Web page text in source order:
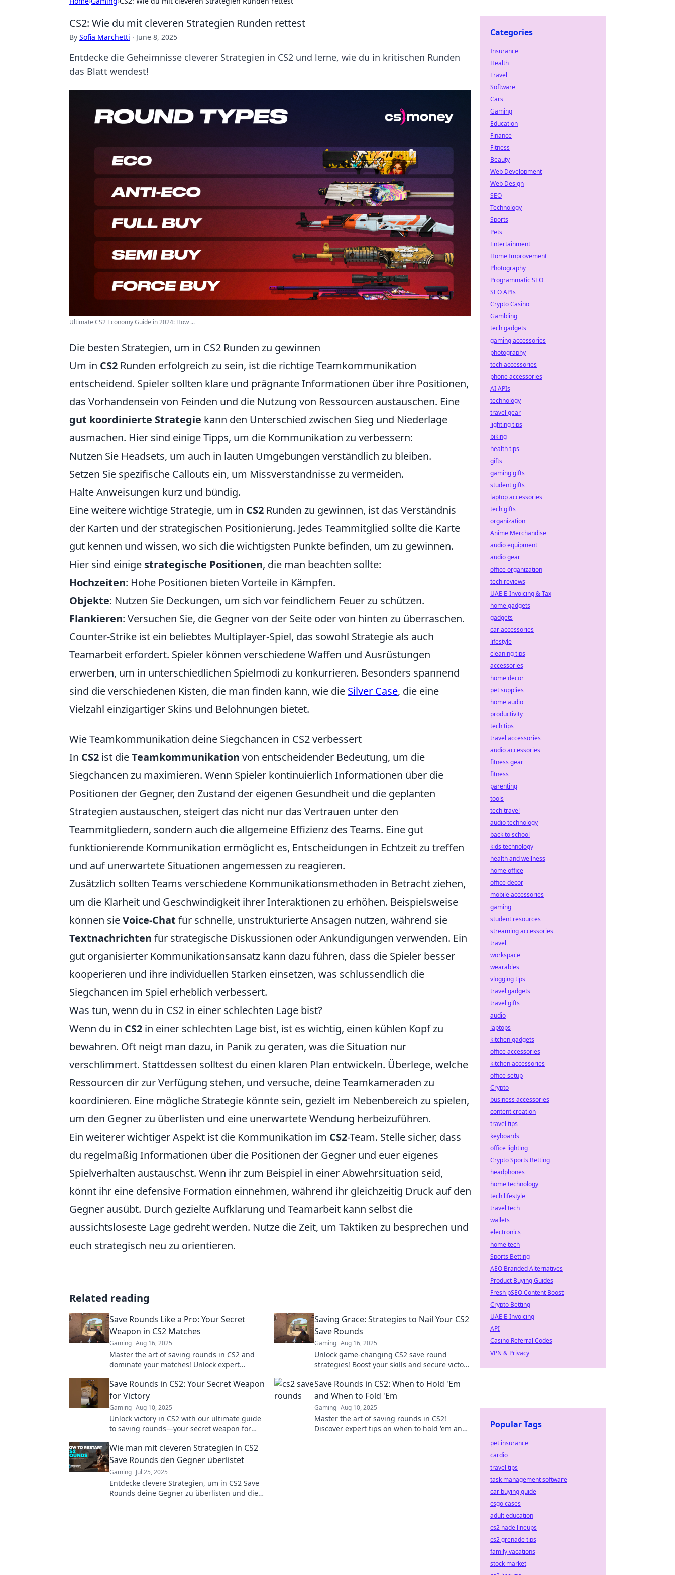
CS2: Wie du mit cleveren Strategien Runden rettest
By Sofia Marchetti · June 8, 2025
Entdecke die Geheimnisse cleverer Strategien in CS2 und lerne, wie du in kritischen Runden
das Blatt wendest!
Ultimate CS2 Economy Guide in 2024: How ...
Die besten Strategien, um in CS2 Runden zu gewinnen
Um in CS2 Runden erfolgreich zu sein, ist die richtige Teamkommunikation
entscheidend. Spieler sollten klare und prägnante Informationen über ihre Positionen,
das Vorhandensein von Feinden und die Nutzung von Ressourcen austauschen. Eine
gut koordinierte Strategie kann den Unterschied zwischen Sieg und Niederlage
ausmachen. Hier sind einige Tipps, um die Kommunikation zu verbessern:
Nutzen Sie Headsets, um auch in lauten Umgebungen verständlich zu bleiben.
Setzen Sie spezifische Callouts ein, um Missverständnisse zu vermeiden.
Halte Anweisungen kurz und bündig.
Eine weitere wichtige Strategie, um in CS2 Runden zu gewinnen, ist das Verständnis
der Karten und der strategischen Positionierung. Jedes Teammitglied sollte die Karte
gut kennen und wissen, wo sich die wichtigsten Punkte befinden, um zu gewinnen.
Hier sind einige strategische Positionen, die man beachten sollte:
Hochzeiten: Hohe Positionen bieten Vorteile in Kämpfen.
Objekte: Nutzen Sie Deckungen, um sich vor feindlichem Feuer zu schützen.
Flankieren: Versuchen Sie, die Gegner von der Seite oder von hinten zu überraschen.
Counter-Strike ist ein beliebtes Multiplayer-Spiel, das sowohl Strategie als auch
Teamarbeit erfordert. Spieler können verschiedene Waffen und Ausrüstungen
erwerben, um in unterschiedlichen Spielmodi zu konkurrieren. Besonders spannend
sind die verschiedenen Kisten, die man finden kann, wie die Silver Case, die eine
Vielzahl einzigartiger Skins und Belohnungen bietet.
Wie Teamkommunikation deine Siegchancen in CS2 verbessert
In CS2 ist dieTeamkommunikation von entscheidender Bedeutung, um die
Siegchancen zu maximieren. Wenn Spieler kontinuierlich Informationen über die
Positionen der Gegner, den Zustand der eigenen Gesundheit und die geplanten
Strategien austauschen, steigert das nicht nur das Vertrauen unter den
Teammitgliedern, sondern auch die allgemeine Effizienz des Teams. Eine gut
funktionierende Kommunikation ermöglicht es, Entscheidungen in Echtzeit zu treffen
und auf unerwartete Situationen angemessen zu reagieren.
Zusätzlich sollten Teams verschiedene Kommunikationsmethoden in Betracht ziehen,
um die Klarheit und Geschwindigkeit ihrer Interaktionen zu erhöhen. Beispielsweise
können sieVoice-Chat für schnelle, unstrukturierte Ansagen nutzen, während sie
Textnachrichten für strategische Diskussionen oder Ankündigungen verwenden. Ein
gut organisierter Kommunikationsansatz kann dazu führen, dass die Spieler besser
kooperieren und ihre individuellen Stärken einsetzen, was schlussendlich die
Siegchancen im Spiel erheblich verbessert.
Was tun, wenn du in CS2 in einer schlechten Lage bist?
Wenn du in CS2 in einer schlechten Lage bist, ist es wichtig, einen kühlen Kopf zu
bewahren. Oft neigt man dazu, in Panik zu geraten, was die Situation nur
verschlimmert. Stattdessen solltest du einen klaren Plan entwickeln. Überlege, welche
Ressourcen dir zur Verfügung stehen, und versuche, deine Teamkameraden zu
koordinieren. Eine mögliche Strategie könnte sein, gezielt im Nebenbereich zu spielen,
um den Gegner zu überlisten und eine unerwartete Wendung herbeizuführen.
Ein weiterer wichtiger Aspekt ist die Kommunikation im CS2-Team. Stelle sicher, dass
du regelmäßig Informationen über die Positionen der Gegner und euer eigenes
Spielverhalten austauschst. Wenn ihr zum Beispiel in einer Abwehrsituation seid,
könnt ihr eine defensive Formation einnehmen, während ihr gleichzeitig Druck auf den
Gegner ausübt. Durch gezielte Aufklärung und Teamarbeit kann selbst die
aussichtsloseste Lage gedreht werden. Nutze die Zeit, um Taktiken zu besprechen und
euch strategisch neu zu orientieren.
Related reading
Save Rounds Like a Pro: Your Secret
Weapon in CS2 Matches
Gaming Aug 16, 2025
Master the art of saving rounds in CS2 and
dominate your matches! Unlock expert
today!
Saving Grace: Strategies to Nail Your CS2
Save Rounds
Gaming Aug 16, 2025
Unlock game-changing CS2 save round
strategies! Boost your skills and secure victory
Save Rounds in CS2: Your Secret Weapon
for Victory
Gaming Aug 10, 2025
Unlock victory in CS2 with our ultimate guide
to saving rounds—your secret weapon for
Save Rounds in CS2: When to Hold 'Em
and When to Fold 'Em
Gaming Aug 10, 2025
Master the art of saving rounds in CS2!
Discover expert tips on when to hold 'em and
Wie man mit cleveren Strategien in CS2
Save Rounds den Gegner überlistet
Gaming Jul 25, 2025
Entdecke clevere Strategien, um in CS2 Save
Rounds deine Gegner zu überlisten und die
Categories
Insurance
Health
Travel
Software
Cars
Gaming
Education
Finance
Fitness
Beauty
Web Development
Web Design
SEO
Technology
Sports
Pets
Entertainment
Home Improvement
Photography
Programmatic SEO
SEO APIs
Crypto Casino
Gambling
tech gadgets
gaming accessories
photography
tech accessories
phone accessories
AI APIs
technology
travel gear
lighting tips
biking
health tips
gifts
gaming gifts
student gifts
laptop accessories
tech gifts
organization
Anime Merchandise
audio equipment
audio gear
office organization
tech reviews
UAE E-Invoicing & Tax
home gadgets
gadgets
car accessories
lifestyle
cleaning tips
accessories
home decor
pet supplies
home audio
productivity
tech tips
travel accessories
audio accessories
fitness gear
fitness
parenting
tools
tech travel
audio technology
back to school
kids technology
health and wellness
home office
office decor
mobile accessories
gaming
student resources
streaming accessories
travel
workspace
wearables
vlogging tips
travel gadgets
travel gifts
audio
laptops
kitchen gadgets
office accessories
kitchen accessories
office setup
Crypto
business accessories
content creation
travel tips
keyboards
office lighting
Crypto Sports Betting
headphones
home technology
tech lifestyle
travel tech
wallets
electronics
home tech
Sports Betting
AEO Branded Alternatives
Product Buying Guides
Fresh pSEO Content Boost
Crypto Betting
UAE E-Invoicing
API
Casino Referral Codes
VPN & Privacy
Popular Tags
pet insurance
cardio
travel tips
task management software
car buying guide
csgo cases
adult education
cs2 nade lineups
cs2 grenade tips
family vacations
stock market